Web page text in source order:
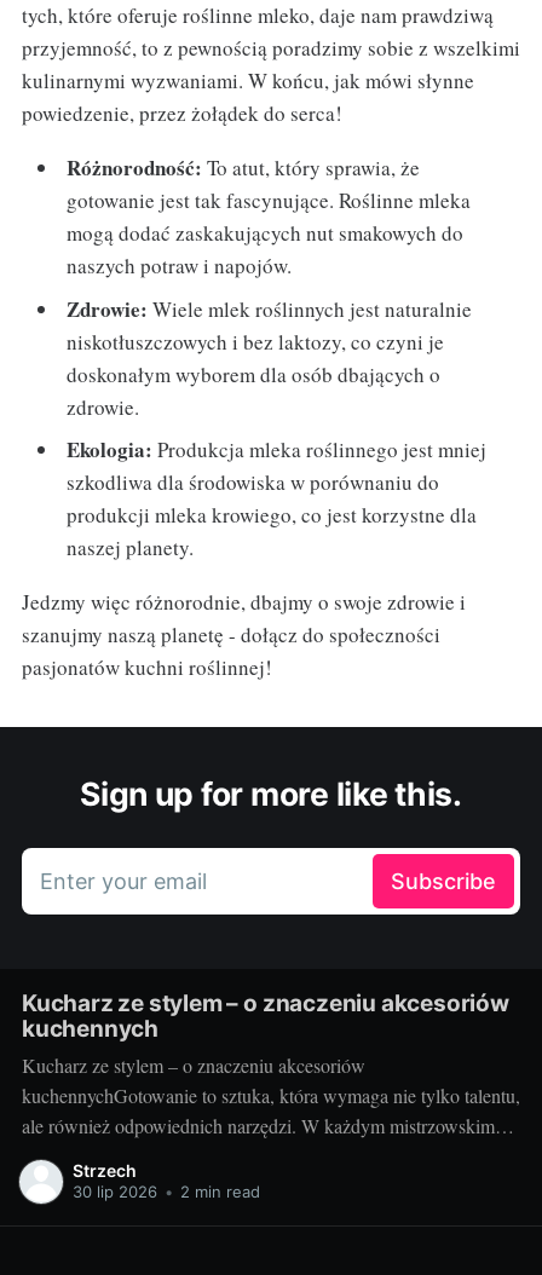
tych, które oferuje roślinne mleko, daje nam prawdziwą
przyjemność, to z pewnością poradzimy sobie z wszelkimi
kulinarnymi wyzwaniami. W końcu, jak mówi słynne
powiedzenie, przez żołądek do serca!
Różnorodność: To atut, który sprawia, że
gotowanie jest tak fascynujące. Roślinne mleka
mogą dodać zaskakujących nut smakowych do
naszych potraw i napojów.
Zdrowie: Wiele mlek roślinnych jest naturalnie
niskotłuszczowych i bez laktozy, co czyni je
doskonałym wyborem dla osób dbających o
zdrowie.
Ekologia: Produkcja mleka roślinnego jest mniej
szkodliwa dla środowiska w porównaniu do
produkcji mleka krowiego, co jest korzystne dla
naszej planety.
Jedzmy więc różnorodnie, dbajmy o swoje zdrowie i
szanujmy naszą planetę - dołącz do społeczności
pasjonatów kuchni roślinnej!
Sign up for more like this.
Enter your email Subscribe
Kucharz ze stylem – o znaczeniu akcesoriów
kuchennych
Kucharz ze stylem – o znaczeniu akcesoriów
kuchennychGotowanie to sztuka, która wymaga nie tylko talentu,
ale również odpowiednich narzędzi. W każdym mistrzowskim
daniu, za wyrafinowanym smakiem i estetycznym podaniem,
kryją się wyselekcjonowane akcesoria kuchenne. Poznaj sekrety
Strzech
30 lip 2026 • 2 min read